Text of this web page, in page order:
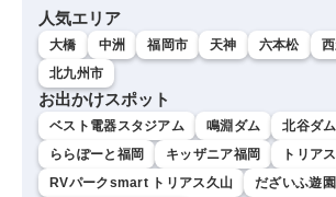
人気エリア
大橋 中洲 福岡市 天神 六本松
北九州市
お出かけスポット
ベスト電器スタジアム 鳴淵ダム
北谷ダム
ららぽーと福岡
キッザニア福岡
トリア
RVパークsmart トリアス久山
だざいふ遊